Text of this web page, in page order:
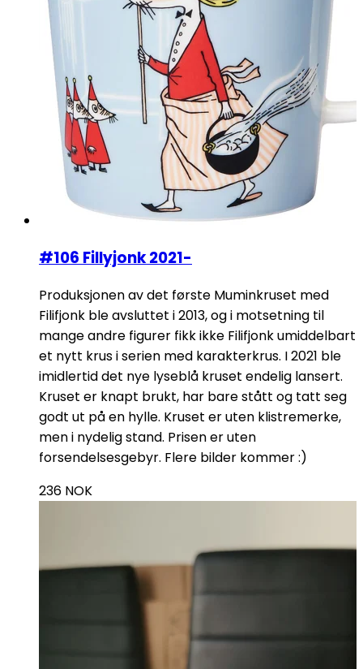
#106 Fillyjonk 2021-
Produksjonen av det første Muminkruset med
Filifjonk ble avsluttet i 2013, og i motsetning til
mange andre figurer fikk ikke Filifjonk umiddelbart
et nytt krus i serien med karakterkrus. I 2021 ble
imidlertid det nye lyseblå kruset endelig lansert.
Kruset er knapt brukt, har bare stått og tatt seg
godt ut på en hylle. Kruset er uten klistremerke,
men i nydelig stand. Prisen er uten
forsendelsesgebyr. Flere bilder kommer :)
236 NOK